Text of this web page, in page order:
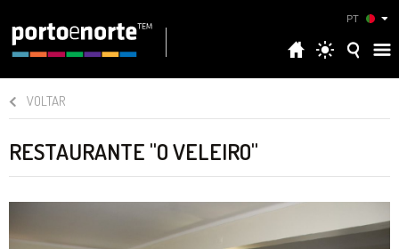
PT
VOLTAR
RESTAURANTE "O VELEIRO"